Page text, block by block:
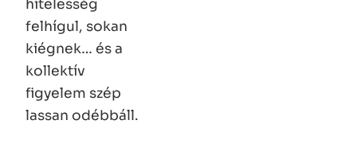
hitelesség
felhígul, sokan
kiégnek… és a
kollektív
figyelem szép
lassan odébbáll.